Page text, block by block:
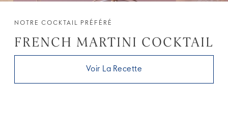
NOTRE COCKTAIL PRÉFÉRÉ
FRENCH MARTINI COCKTAIL
Voir La Recette